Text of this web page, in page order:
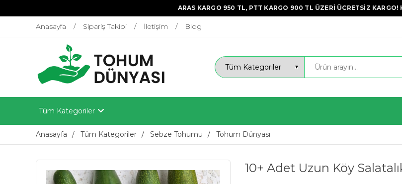
ARAS KARGO 950 TL, PTT KARGO 900 TL ÜZERİ ÜCRETSİZ
Anasayfa Sipariş Takibi İletişim Blog
Tüm Kategoriler
Anasayfa Tüm Kategoriler Sebze Tohumu Tohum Dünyası
10+ Adet Uzun Köy